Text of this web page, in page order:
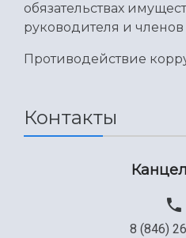
обязательствах
руководителя и
Противодействие
Контакты
8 (846)